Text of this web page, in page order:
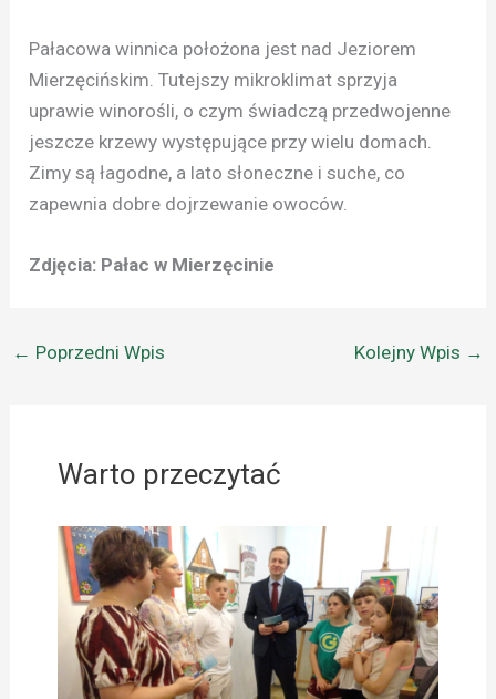
Pałacowa winnica położona jest nad Jeziorem
Mierzęcińskim. Tutejszy mikroklimat sprzyja
uprawie winorośli, o czym świadczą przedwojenne
jeszcze krzewy występujące przy wielu domach.
Zimy są łagodne, a lato słoneczne i suche, co
zapewnia dobre dojrzewanie owoców.
Zdjęcia: Pałac w Mierzęcinie
← Poprzedni Wpis Kolejny Wpis →
Warto przeczytać